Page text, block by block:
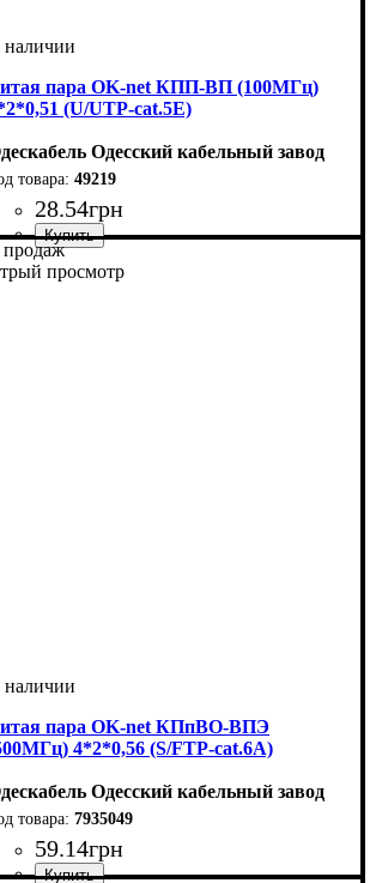
пара OK-net КПП-ВП (100МГц)
(U/UTP-cat.5E)
Одесский кабельный завод
49219
28.54грн
: U/UTP
просмотр
пара OK-net КПпВО-ВПЭ
4*2*0,56 (S/FTP-cat.6A)
Одесский кабельный завод
7935049
59.14грн